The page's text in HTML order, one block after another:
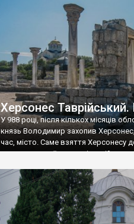
візантійської доби. Раритети
культурної спадщини ЮНЕСКО
Офіційно – на виставку «Золото
влада в Україні вважають це лише
Херсонес
У 988 році, після кількох місяців
князь Володимир захопив Херсонес,
час, місто. Саме взяття Херсонесу
диктувати свої умови
Херсонесі Володимир-язичник, став
християнином. А потім було
Херсонесу Таврійського названо